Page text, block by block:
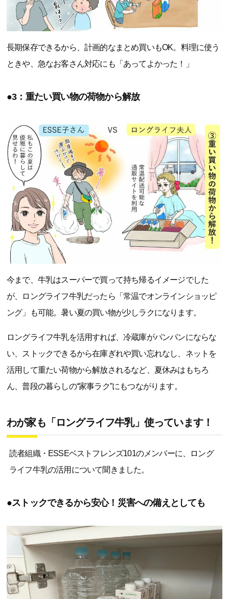
長期保存できるから、計画的なまとめ買いもOK。料理に使う
ときや、急なお客さん対応にも「あってよかった！」
●3：重たい買い物の荷物から解放
今まで、牛乳はスーパーで買って持ち帰るイメージでした
が、ロングライフ牛乳だったら「常温でオンラインショッピ
ング」も可能。暑い夏の買い物が少しラクになります。
ロングライフ牛乳を活用すれば、冷蔵庫がパンパンにならな
い、ストックできるから在庫ぎれや買い忘れなし、ネットを
活用して重たい荷物から解放されるなど、夏休みはもちろ
ん、普段の暮らしの“家事ラク”にもつながります。
わが家も「ロングライフ牛乳」使っています！
読者組織・ESSEベストフレンズ101のメンバーに、ロング
ライフ牛乳の活用について聞きました。
●ストックできるから安心！災害への備えとしても